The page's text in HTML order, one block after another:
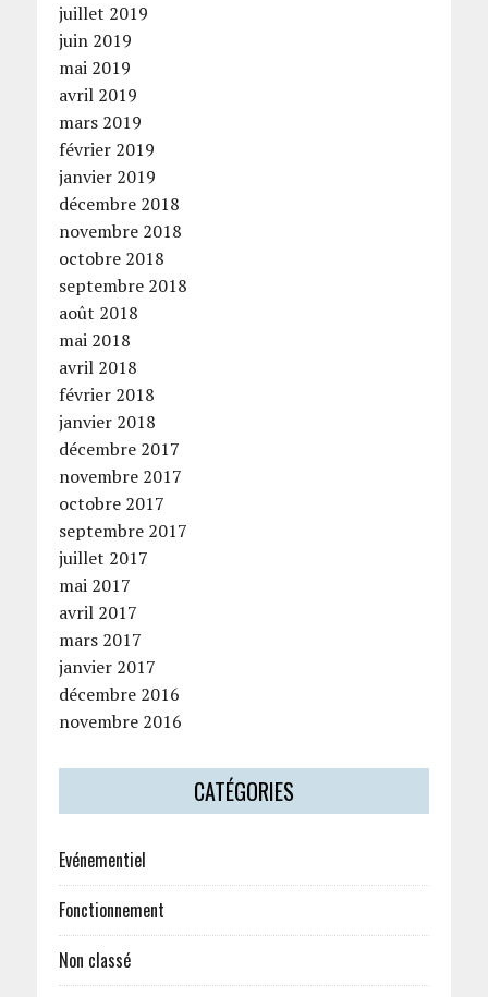
juillet 2019
juin 2019
mai 2019
avril 2019
mars 2019
février 2019
janvier 2019
décembre 2018
novembre 2018
octobre 2018
septembre 2018
août 2018
mai 2018
avril 2018
février 2018
janvier 2018
décembre 2017
novembre 2017
octobre 2017
septembre 2017
juillet 2017
mai 2017
avril 2017
mars 2017
janvier 2017
décembre 2016
novembre 2016
CATÉGORIES
Evénementiel
Fonctionnement
Non classé